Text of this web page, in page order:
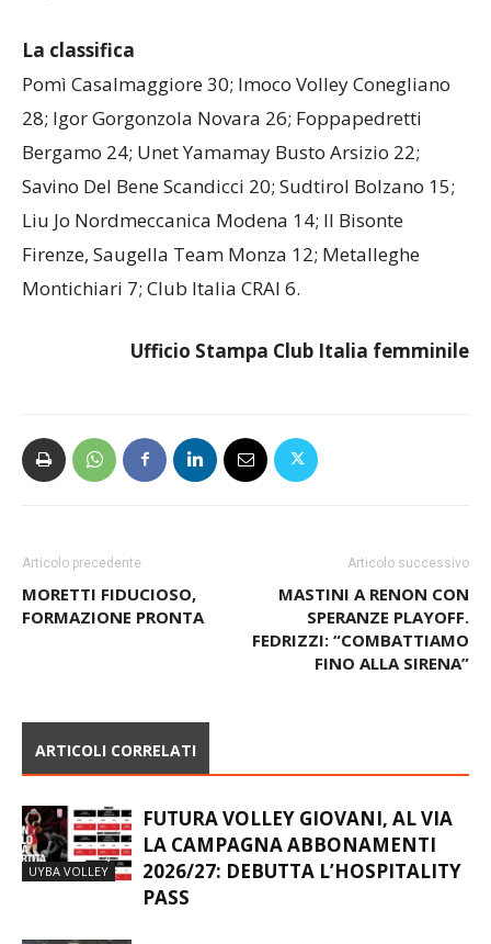
18)
La classifica
Pomì Casalmaggiore 30; Imoco Volley Conegliano
28; Igor Gorgonzola Novara 26; Foppapedretti
Bergamo 24; Unet Yamamay Busto Arsizio 22;
Savino Del Bene Scandicci 20; Sudtirol Bolzano 15;
Liu Jo Nordmeccanica Modena 14; Il Bisonte
Montichiari 7; Club Italia CRAI 6.
Articolo precedente Articolo successivo
MASTINI A RENON CON
ARTICOLI CORRELATI
FUTURA VOLLEY GIOVANI, AL VIA
LA CAMPAGNA ABBONAMENTI